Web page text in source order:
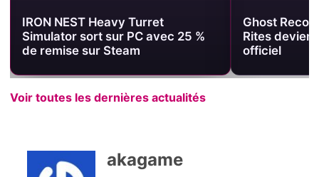
Ghost Recon Wildlands : Last
Rites devient le prochain jalon
officiel
Destiny
l’adaptation
confirmée,
Voir toutes les dernières actualités
akagame